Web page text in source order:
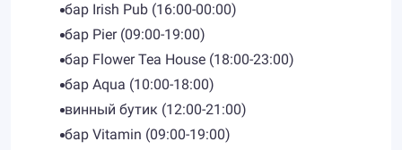
бар Irish Pub (16:00-00:00)
бар Pier (09:00-19:00)
бар Flower Tea House (18:00-23:00)
бар Aqua (10:00-18:00)
винный бутик (12:00-21:00)
бар Vitamin (09:00-19:00)